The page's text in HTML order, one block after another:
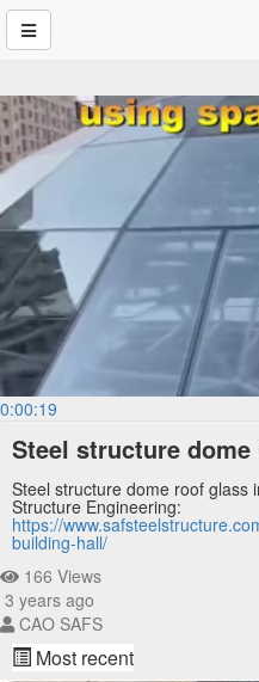
0:00:19
Steel structure
Steel structure dome roof glass
Structure Engineering:
https://
building-hall/
166 Views
3 years ago
CAO SAFS
Most recent